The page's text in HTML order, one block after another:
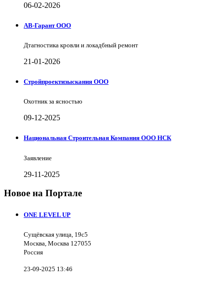
06-02-2026
АВ-Гарант ООО
Дтагностика кровли и локадбный ремонт
21-01-2026
Стройпроектизыскания ООО
Охотник за ясностью
09-12-2025
Национальная Строительная Компания ООО НСК
Заявление
29-11-2025
Новое на Портале
ONE LEVEL UP
Сущёвская улица, 19с5
Москва, Москва 127055
Россия
23-09-2025 13:46